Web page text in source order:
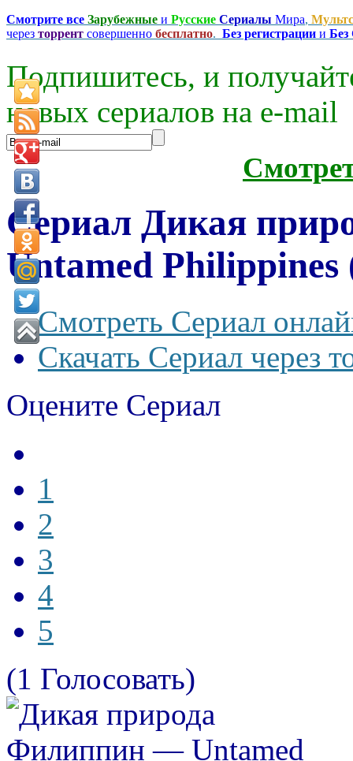
Смотрите все Зарубежные и Русские Сериалы Мира,
через торрент совершенно бесплатно. Без регистрации и
Подпишитесь, и
новых сериалов на e-mаil
Сериал Дикая
Untamed Philippines
Смотреть Сериал
Скачать Сериал через
Оцените Сериал
1
2
3
4
5
(1 Голосовать)